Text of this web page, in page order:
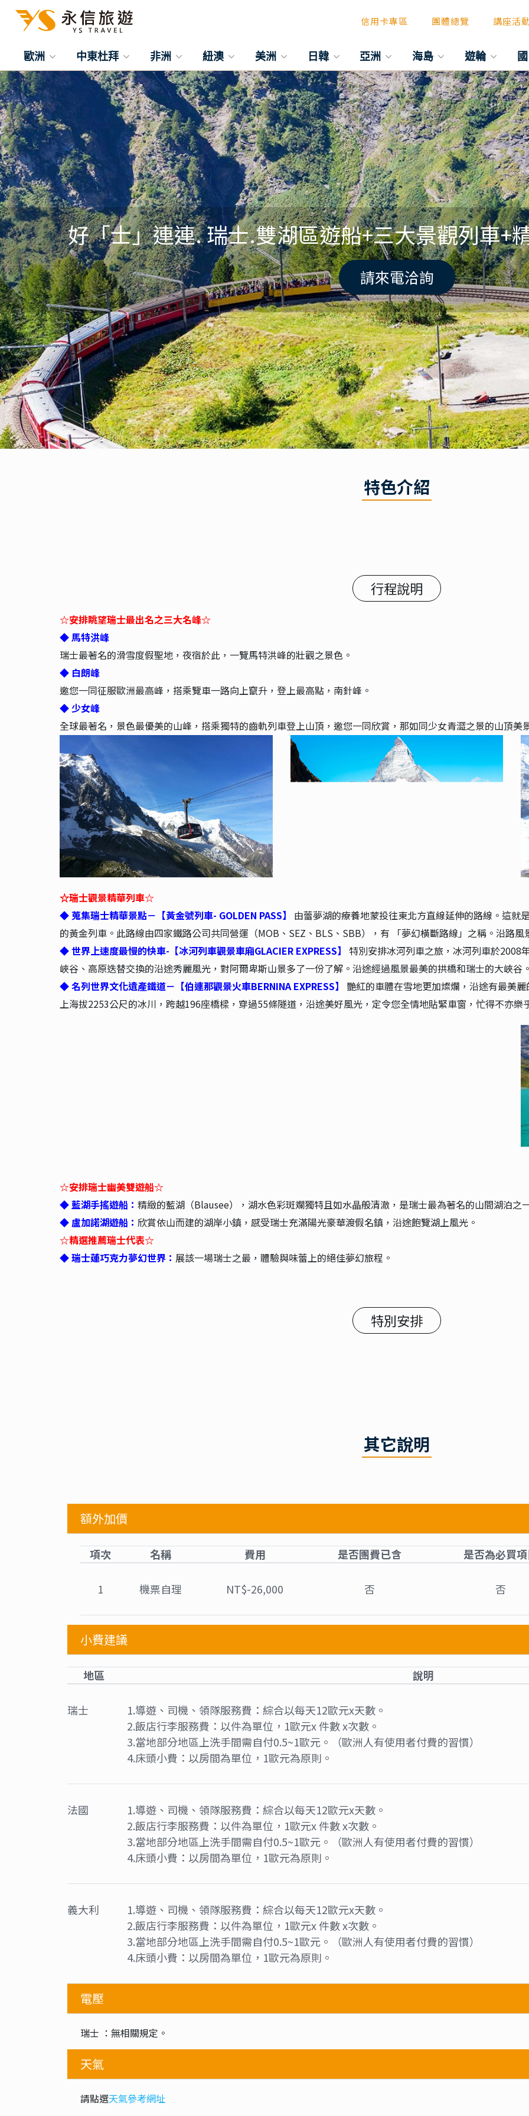
信用卡專區 團體總覽 講座活
歐洲 中東杜拜 非洲 紐澳 美洲 日韓 亞洲 海島 遊輪
好「士」連連. 瑞士.雙湖區遊船+三大景觀列車+
請來電洽詢
特色介紹
行程說明
☆安排眺望瑞士最出名之三大名峰☆
◆ 馬特洪峰
瑞士最著名的滑雪度假聖地，夜宿於此，一覽馬特洪峰的壯觀之景色。
◆ 白朗峰
邀您一同征服歐洲最高峰，搭乘覽車一路向上竄升，登上最高點，南針峰。
◆ 少女峰
全球最著名，景色最優美的山峰，搭乘獨特的齒軌列車登上山頂，邀您一同欣賞，那如同少女青澀之景的山頂美
☆瑞士觀景精華列車☆
◆ 蒐集瑞士精華景點－【黃金號列車- GOLDEN PASS】
由蕾夢湖的療養地蒙投往東北方直線延伸的路線。這就
的黃金列車。此路線由四家鐵路公司共同營運（MOB、SEZ、BLS、SBB），有 「夢幻橫斷路線」之稱。沿路風
◆ 世界上速度最慢的快車-【冰河列車觀景車廂GLACIER EXPRESS】
特別安排冰河列車之旅，冰河列車於2008
峽谷、高原迭替交換的沿途秀麗風光，對阿爾卑斯山景多了一份了解。沿途經過風景最美的拱橋和瑞士的大峽谷
◆ 名列世界文化遺產鐵道－【伯連那觀景火車BERNINA EXPRESS】
艷紅的車體在雪地更加燦爛，沿途有最美
上海拔2253公尺的冰川，跨越196座橋樑，穿過55條隧道，沿途美好風光，定令您全情地貼緊車窗，忙得不亦樂
☆安排瑞士幽美雙遊船☆
◆ 藍湖手搖遊船： 精緻的藍湖（Blausee），湖水色彩斑斕獨特且如水晶般清澈，是瑞士最為著名的山間湖泊之
◆ 盧加諾湖遊船： 欣賞依山而建的湖岸小鎮，感受瑞士充滿陽光豪華渡假名鎮，沿途飽覽湖上風光。
☆精選推薦瑞士代表☆
◆ 瑞士蓮巧克力夢幻世界： 展該一場瑞士之最，體驗與味蕾上的絕佳夢幻旅程。
特別安排
額外加價
項次 名稱